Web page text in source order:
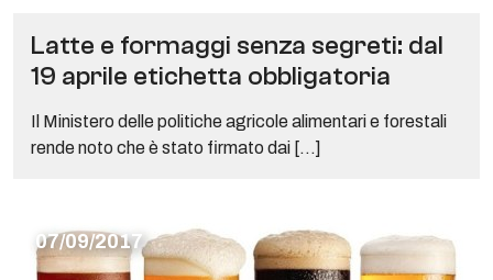
Latte e formaggi senza segreti: dal
19 aprile etichetta obbligatoria
Il Ministero delle politiche agricole alimentari e forestali
rende noto che è stato firmato dai […]
07/09/2017